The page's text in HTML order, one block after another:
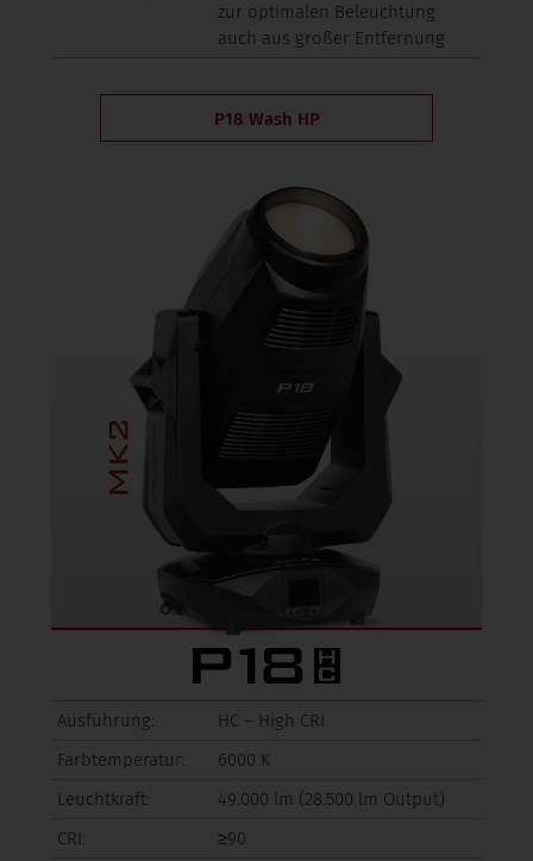
zur optimalen Beleuchtung
auch aus großer Entfernung
P18 Wash HP
Ausführung:
HC – High CRI
Farbtemperatur:
6000 K
Leuchtkraft:
49.000 lm (28.500 lm Output)
CRI:
≥90